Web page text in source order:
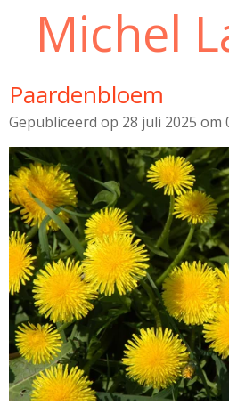
hoofdinhoud
Michel
Paardenbloem
Gepubliceerd op 28 juli 2025 om